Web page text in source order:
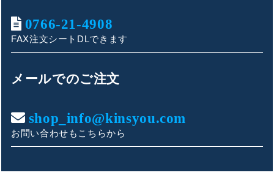
キンショウお問い合わせサポート
こんにちは！
お買い物やお問い合わせ相談のサポートをさせていただい
ご質問内容をお選びください。
0766-21-4908
FAX注文シートDLできます
メールでのご注文
shop_info@kinsyou.com
お問い合わせもこちらから